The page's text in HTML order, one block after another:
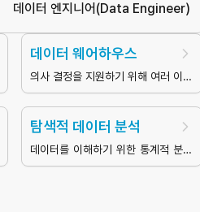
데이터 엔지니어 (Data Engineer)
데이터 웨어하우스
의사 결정을 지원하기 위해 여러 이질
적인 데이터 소스로부터 추출, 변환,
통합된 데이터 저장소
탐색적 데이터 분석
데이터를 이해하기 위한 통계적 분석
및 시각화 과정